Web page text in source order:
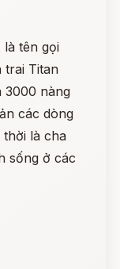
là tên gọi
trai Titan
3000 nàng
các dòng
thời là cha
sống ở các